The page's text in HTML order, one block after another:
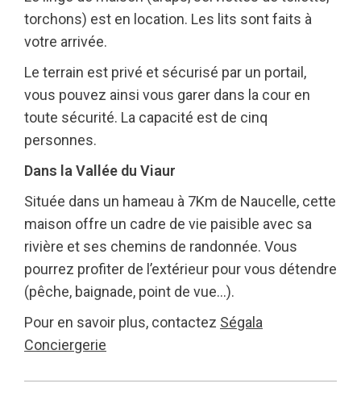
torchons) est en location. Les lits sont faits à
votre arrivée.
Le terrain est privé et sécurisé par un portail,
vous pouvez ainsi vous garer dans la cour en
toute sécurité. La capacité est de cinq
personnes.
Dans la Vallée du Viaur
Située dans un hameau à 7Km de Naucelle, cette
maison offre un cadre de vie paisible avec sa
rivière et ses chemins de randonnée. Vous
pourrez profiter de l’extérieur pour vous détendre
(pêche, baignade, point de vue…).
Pour en savoir plus, contactez Ségala
Conciergerie